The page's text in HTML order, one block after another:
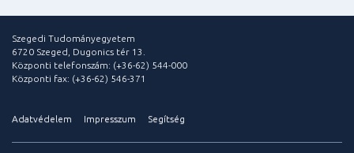
Szegedi Tudományegyetem
6720 Szeged, Dugonics tér 13.
Központi telefonszám: (+36-62) 544-000
Központi fax: (+36-62) 546-371
Adatvédelem Impresszum Segítség